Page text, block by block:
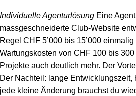
Individuelle Agenturlösung Eine
massgeschneiderte Club-Website
Regel CHF 5’000 bis 15’000
Wartungskosten von CHF 100 bis
Projekte auch deutlich mehr. Der
Der Nachteil: lange Entwicklungszeit,
jede kleine Änderung brauchst du